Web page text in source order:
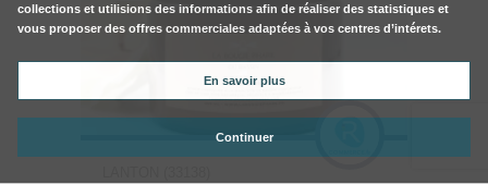
collections et utilisions des informations afin de réaliser des statistiques et
vous proposer des offres commerciales adaptées à vos centres d’intérets.
En savoir plus
Continuer